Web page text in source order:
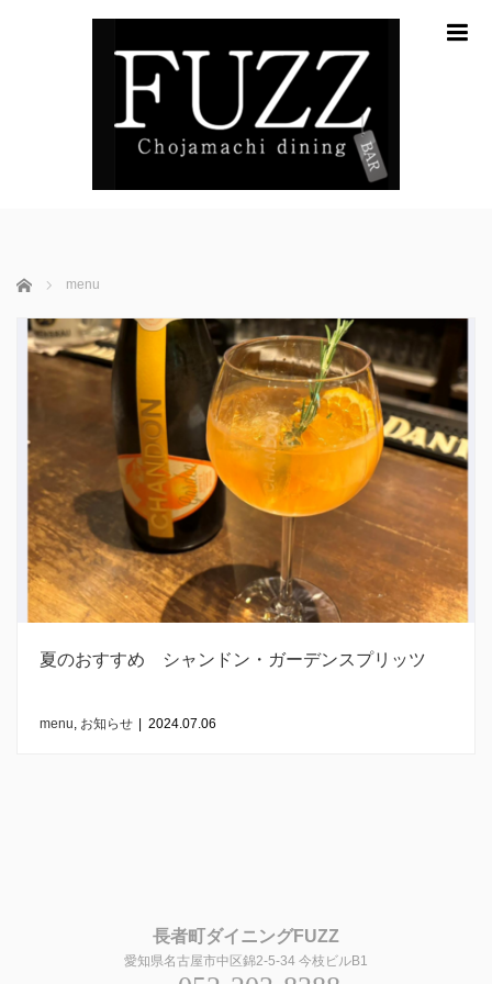
ホーム menu
夏のおすすめ シャンドン・ガーデンスプリッツ
menu お知らせ | 2024.07.06
長者町ダイニングFUZZ
愛知県名古屋市中区錦2-5-34 今枝ビルB1